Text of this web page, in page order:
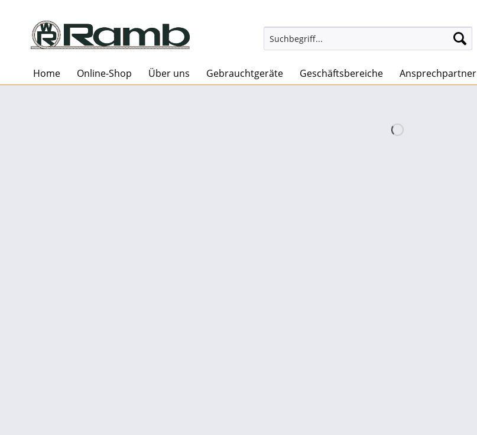
Home Online-Shop Über uns Gebrauchtgeräte Geschäftsbereiche Ansprechpartner